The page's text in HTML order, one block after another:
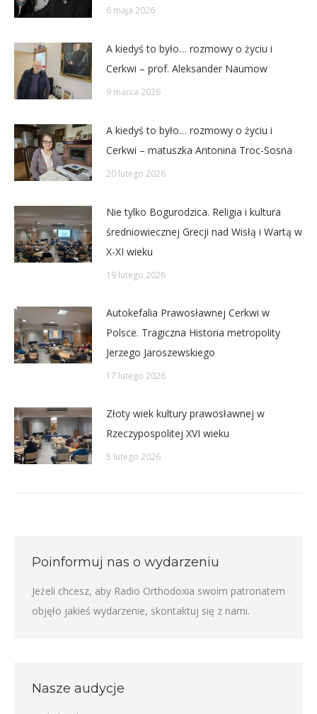
6 maja 2026
A kiedyś to było… rozmowy o życiu i
Cerkwi – prof. Aleksander Naumow
9 marca 2026
A kiedyś to było… rozmowy o życiu i
Cerkwi – matuszka Antonina Troc-Sosna
20 lutego 2026
Nie tylko Bogurodzica. Religia i kultura
średniowiecznej Grecji nad Wisłą i Wartą w
X-XI wieku
19 lutego 2026
Autokefalia Prawosławnej Cerkwi w
Polsce. Tragiczna Historia metropolity
Jerzego Jaroszewskiego
17 lutego 2026
Złoty wiek kultury prawosławnej w
Rzeczypospolitej XVI wieku
5 lutego 2026
Poinformuj nas o wydarzeniu
Jeżeli chcesz, aby Radio Orthodoxia swoim patronatem
objęło jakieś wydarzenie, skontaktuj się z nami.
Nasze audycje